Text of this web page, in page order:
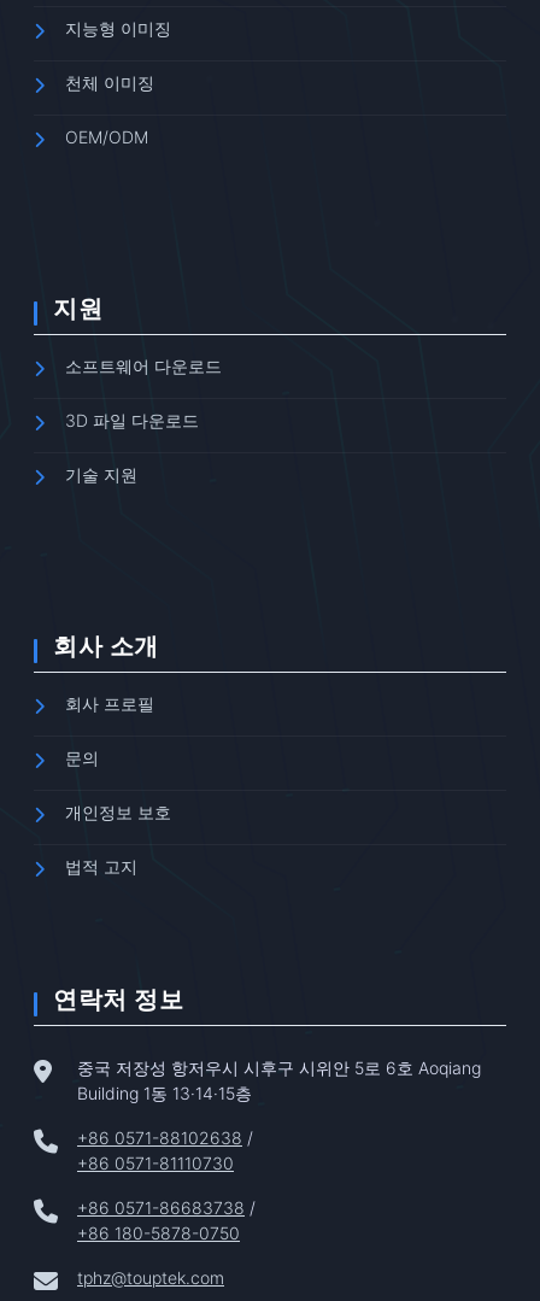
지능형 이미징
천체 이미징
OEM/ODM
지원
소프트웨어 다운로드
3D 파일 다운로드
기술 지원
회사 소개
회사 프로필
문의
개인정보 보호
법적 고지
연락처 정보
중국 저장성 항저우시 시후구 시위안 5로 6호 Aoqiang
Building 1동 13·14·15층
+86 0571-88102638 /
+86 0571-81110730
+86 0571-86683738 /
+86 180-5878-0750
tphz@touptek.com